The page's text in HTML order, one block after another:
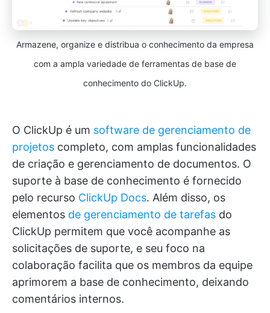
Armazene, organize e distribua o conhecimento da empresa
com a ampla variedade de ferramentas de base de
conhecimento do ClickUp.
O ClickUp é um software de gerenciamento de
projetos completo, com amplas funcionalidades
de criação e gerenciamento de documentos. O
suporte à base de conhecimento é fornecido
pelo recurso ClickUp Docs. Além disso, os
elementos de gerenciamento de tarefas do
ClickUp permitem que você acompanhe as
solicitações de suporte, e seu foco na
colaboração facilita que os membros da equipe
aprimorem a base de conhecimento, deixando
comentários internos.